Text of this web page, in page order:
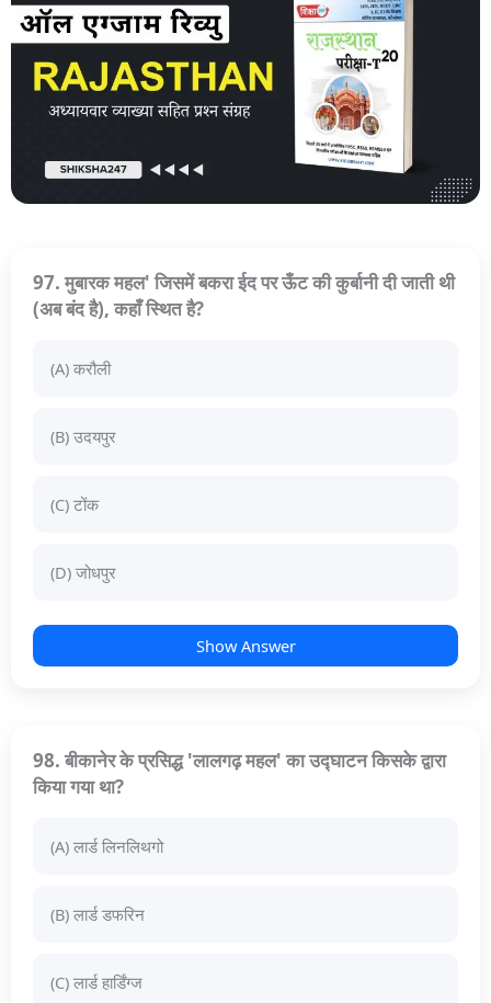
97. मुबारक महल' जिसमें बकरा ईद पर ऊँट की कुर्बानी दी जाती थी
(अब बंद है), कहाँ स्थित है?
(A) करौली
(B) उदयपुर
(C) टोंक
(D) जोधपुर
Show Answer
98. बीकानेर के प्रसिद्ध 'लालगढ़ महल' का उद्घाटन किसके द्वारा
किया गया था?
(A) लार्ड लिनलिथगो
(B) लार्ड डफरिन
(C) लार्ड हार्डिंग्ज